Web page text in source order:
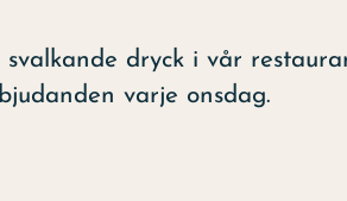
dryck i vår
varje onsdag.